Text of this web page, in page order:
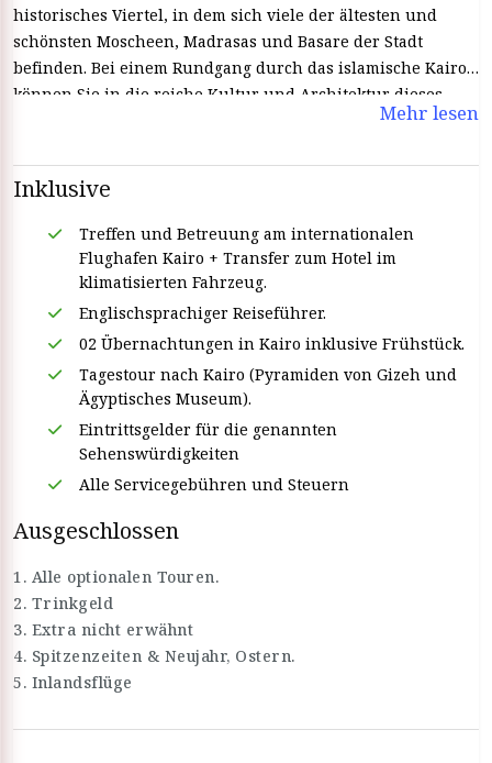
historisches Viertel, in dem sich viele der ältesten und
schönsten Moscheen, Madrasas und Basare der Stadt
befinden. Bei einem Rundgang durch das islamische Kairo
können Sie in die reiche Kultur und Architektur dieses
Mehr lesen
Inklusive
Treffen und Betreuung am internationalen
Flughafen Kairo + Transfer zum Hotel im
klimatisierten Fahrzeug.
Englischsprachiger Reiseführer.
02 Übernachtungen in Kairo inklusive Frühstück.
Tagestour nach Kairo (Pyramiden von Gizeh und
Ägyptisches Museum).
Eintrittsgelder für die genannten
Sehenswürdigkeiten
Alle Servicegebühren und Steuern
Ausgeschlossen
1. Alle optionalen Touren.
2. Trinkgeld
3. Extra nicht erwähnt
4. Spitzenzeiten & Neujahr, Ostern.
5. Inlandsflüge